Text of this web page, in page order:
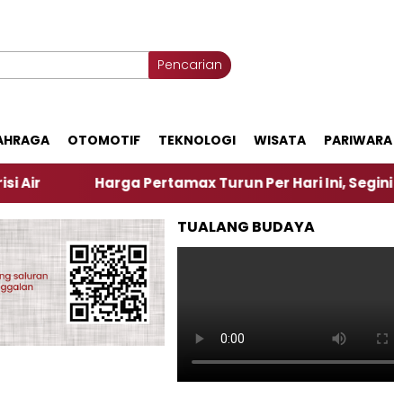
Pencarian
OTOMOTIF TEKNOLOGI WISATA PARIWARA
Harga Pertamax Turun Per Hari Ini, Segini Harganya
TUALANG BUDAYA